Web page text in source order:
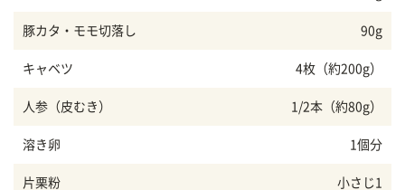
豚カタ・モモ切落し 90g
キャベツ 4枚（約200g）
人参（皮むき） 1/2本（約80g）
溶き卵 1個分
片栗粉 小さじ1